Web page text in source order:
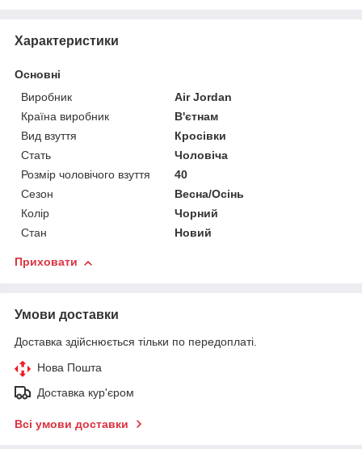
Характеристики
Основні
Виробник
Air Jordan
Країна виробник
В'єтнам
Вид взуття
Кросівки
Стать
Чоловіча
Розмір чоловічого взуття
40
Сезон
Весна/Осінь
Колір
Чорний
Стан
Новий
Приховати
Умови доставки
Доставка здійснюється тільки по передоплаті.
Нова Пошта
Доставка кур'єром
Всі умови доставки